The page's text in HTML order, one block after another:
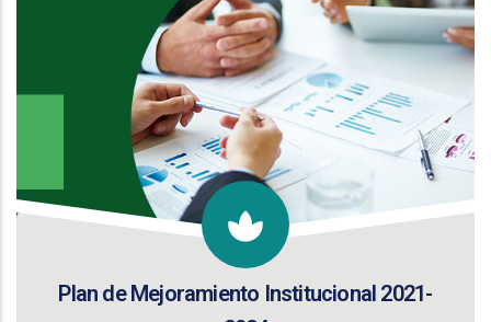
Plan de Mejoramiento Institucional 2021-